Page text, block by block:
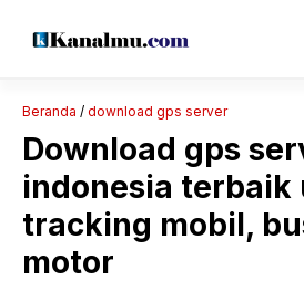
Beranda / download gps server
Download gps
indonesia terbaik
tracking mobil,
motor